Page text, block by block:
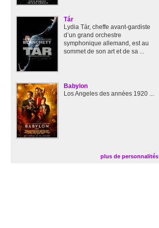
Tár
Lydia Tár, cheffe avant-gardiste
d’un grand orchestre
symphonique allemand, est au
sommet de son art et de sa ...
Babylon
Los Angeles des années 1920 ...
plus de personnalités